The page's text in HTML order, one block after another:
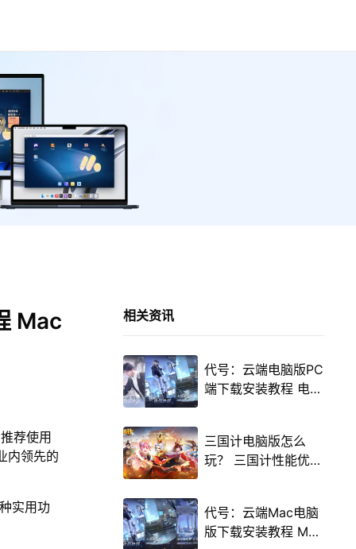
Mac
荐使用
内领先的
实用功
相关资讯
代号：云端电脑版PC
端下载安装教程 电脑
三国计电脑版怎么
玩？ 三国计性能优化
程
代号：云端Mac电脑
版下载安装教程 Mac